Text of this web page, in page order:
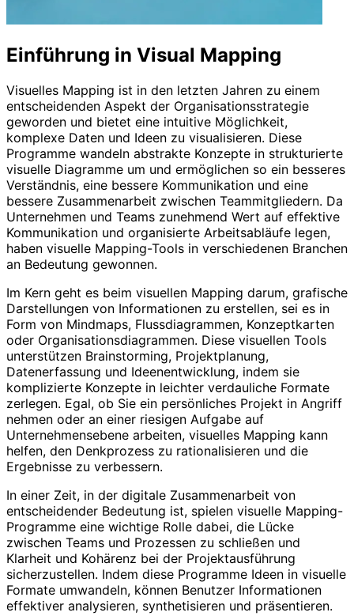
Einführung in Visual Mapping
Visuelles Mapping ist in den letzten Jahren zu einem
entscheidenden Aspekt der Organisationsstrategie
geworden und bietet eine intuitive Möglichkeit,
komplexe Daten und Ideen zu visualisieren. Diese
Programme wandeln abstrakte Konzepte in strukturierte
visuelle Diagramme um und ermöglichen so ein besseres
Verständnis, eine bessere Kommunikation und eine
bessere Zusammenarbeit zwischen Teammitgliedern. Da
Unternehmen und Teams zunehmend Wert auf effektive
Kommunikation und organisierte Arbeitsabläufe legen,
haben visuelle Mapping-Tools in verschiedenen Branchen
an Bedeutung gewonnen.
Im Kern geht es beim visuellen Mapping darum, grafische
Darstellungen von Informationen zu erstellen, sei es in
Form von Mindmaps, Flussdiagrammen, Konzeptkarten
oder Organisationsdiagrammen. Diese visuellen Tools
unterstützen Brainstorming, Projektplanung,
Datenerfassung und Ideenentwicklung, indem sie
komplizierte Konzepte in leichter verdauliche Formate
zerlegen. Egal, ob Sie ein persönliches Projekt in Angriff
nehmen oder an einer riesigen Aufgabe auf
Unternehmensebene arbeiten, visuelles Mapping kann
helfen, den Denkprozess zu rationalisieren und die
Ergebnisse zu verbessern.
In einer Zeit, in der digitale Zusammenarbeit von
entscheidender Bedeutung ist, spielen visuelle Mapping-
Programme eine wichtige Rolle dabei, die Lücke
zwischen Teams und Prozessen zu schließen und
Klarheit und Kohärenz bei der Projektausführung
sicherzustellen. Indem diese Programme Ideen in visuelle
Formate umwandeln, können Benutzer Informationen
effektiver analysieren, synthetisieren und präsentieren.